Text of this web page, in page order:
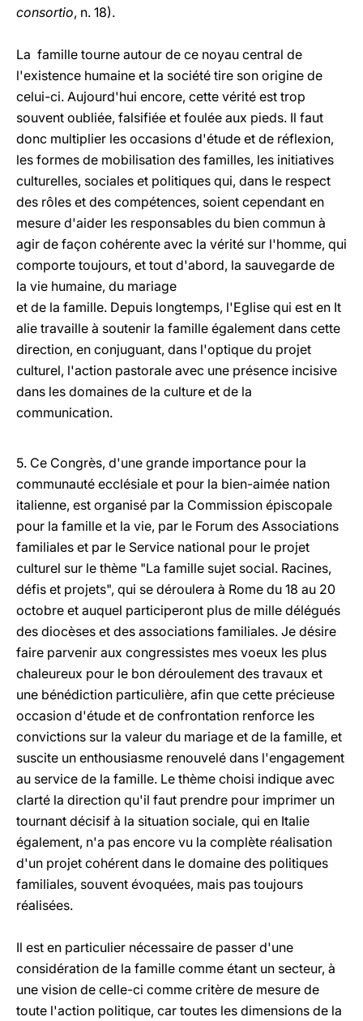
consortio, n. 18).
La famille tourne autour de ce noyau central de
l'existence humaine et la société tire son origine de
celui-ci. Aujourd'hui encore, cette vérité est trop
souvent oubliée, falsifiée et foulée aux pieds. Il faut
donc multiplier les occasions d'étude et de réflexion,
les formes de mobilisation des familles, les initiatives
culturelles, sociales et politiques qui, dans le respect
des rôles et des compétences, soient cependant en
mesure d'aider les responsables du bien commun à
agir de façon cohérente avec la vérité sur l'homme, qui
comporte toujours, et tout d'abord, la sauvegarde de
la vie humaine, du mariage
et de la famille. Depuis longtemps, l'Eglise qui est en It
alie travaille à soutenir la famille également dans cette
direction, en conjuguant, dans l'optique du projet
culturel, l'action pastorale avec une présence incisive
dans les domaines de la culture et de la
communication.
5. Ce Congrès, d'une grande importance pour la
communauté ecclésiale et pour la bien-aimée nation
italienne, est organisé par la Commission épiscopale
pour la famille et la vie, par le Forum des Associations
familiales et par le Service national pour le projet
culturel sur le thème "La famille sujet social. Racines,
défis et projets", qui se déroulera à Rome du 18 au 20
octobre et auquel participeront plus de mille délégués
des diocèses et des associations familiales. Je désire
faire parvenir aux congressistes mes voeux les plus
chaleureux pour le bon déroulement des travaux et
une bénédiction particulière, afin que cette précieuse
occasion d'étude et de confrontation renforce les
convictions sur la valeur du mariage et de la famille, et
suscite un enthousiasme renouvelé dans l'engagement
au service de la famille. Le thème choisi indique avec
clarté la direction qu'il faut prendre pour imprimer un
tournant décisif à la situation sociale, qui en Italie
également, n'a pas encore vu la complète réalisation
d'un projet cohérent dans le domaine des politiques
familiales, souvent évoquées, mais pas toujours
réalisées.
Il est en particulier nécessaire de passer d'une
considération de la famille comme étant un secteur, à
une vision de celle-ci comme critère de mesure de
toute l'action politique, car toutes les dimensions de la